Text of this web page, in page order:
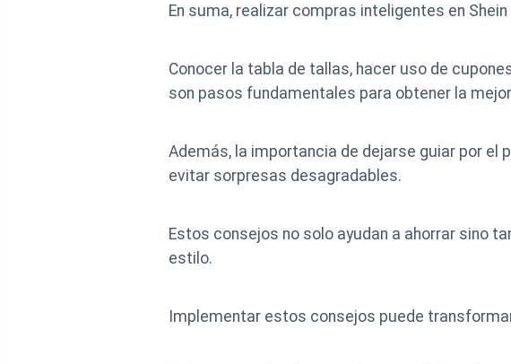
En suma, realizar compras inteligentes en
Conocer la tabla de tallas, hacer uso de
son pasos fundamentales para obtener la
Además, la importancia de dejarse guiar por
evitar sorpresas desagradables.
Estos consejos no solo ayudan a ahorrar sino
estilo.
Implementar estos consejos puede